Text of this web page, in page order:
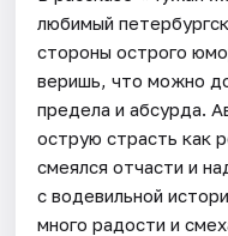
любимый
стороны острого
веришь, что можно
предела и абсурда.
острую страсть как
смеялся отчасти и
с водевильной
много радости и